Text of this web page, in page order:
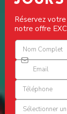
Réservez
notre offre
Sélectionner